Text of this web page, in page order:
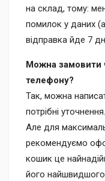
на склад, тому:
помилок у даних
відправка йде 7
Можна замовити
телефону?
Так, можна
потрібні уточнення.
Але для
рекомендуємо
кошик це
його